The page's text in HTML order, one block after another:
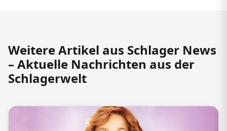
Weitere Artikel aus Schlager News
– Aktuelle Nachrichten aus der
Schlagerwelt